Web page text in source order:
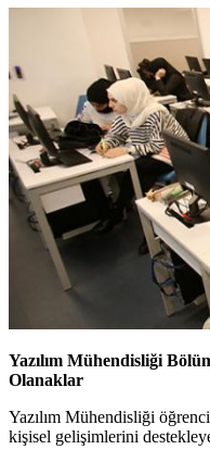
Yazılım Mühendisliği
Olanaklar
Yazılım Mühendisliği
kişisel gelişimlerini